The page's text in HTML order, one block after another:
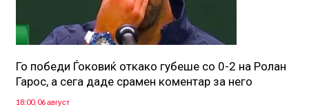
Го победи Ѓоковиќ откако губеше со 0-2 на Ролан
Гарос, а сега даде срамен коментар за него
18:00, 06 август